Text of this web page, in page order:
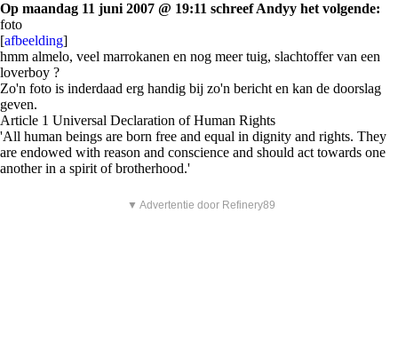
Op maandag 11 juni 2007 @ 19:11 schreef Andyy het volgende:
foto
[afbeelding]
hmm almelo, veel marrokanen en nog meer tuig, slachtoffer van een
loverboy ?
Zo'n foto is inderdaad erg handig bij zo'n bericht en kan de doorslag
geven.
Article 1 Universal Declaration of Human Rights
'All human beings are born free and equal in dignity and rights. They
are endowed with reason and conscience and should act towards one
another in a spirit of brotherhood.'
▼ Advertentie door Refinery89